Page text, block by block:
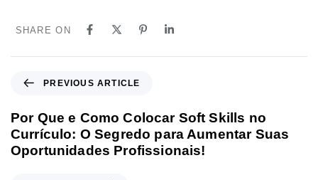
SHARE ON
PREVIOUS ARTICLE
Por Que e Como Colocar Soft Skills no
Currículo: O Segredo para Aumentar Suas
Oportunidades Profissionais!